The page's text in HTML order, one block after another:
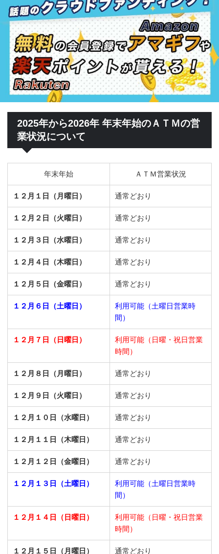
2025年から2026年 年末年始のＡＴＭの営
業状況について
年末年始 ＡＴＭ営業状況
１２月１日（月曜日） 通常どおり
１２月２日（火曜日） 通常どおり
１２月３日（水曜日） 通常どおり
１２月４日（木曜日） 通常どおり
１２月５日（金曜日） 通常どおり
１２月６日（土曜日）
利用可能（土曜日営業時
間）
１２月７日（日曜日）
利用可能（日曜・祝日営業
時間）
１２月８日（月曜日） 通常どおり
１２月９日（火曜日） 通常どおり
１２月１０日（水曜日） 通常どおり
１２月１１日（木曜日） 通常どおり
１２月１２日（金曜日） 通常どおり
１２月１３日（土曜日）
利用可能（土曜日営業時
間）
１２月１４日（日曜日）
利用可能（日曜・祝日営業
時間）
１２月１５日（月曜日） 通常どおり